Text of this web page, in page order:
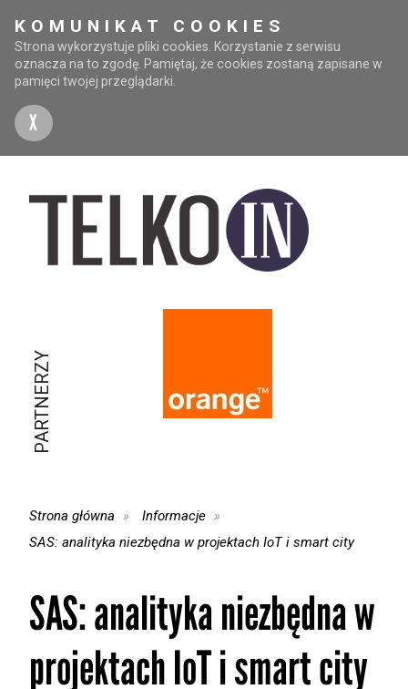
KOMUNIKAT COOKIES
Strona wykorzystuje pliki cookies. Korzystanie z serwisu
oznacza na to zgodę. Pamiętaj, że cookies zostaną zapisane w
pamięci twojej przeglądarki.
X
PARTNERZY
Strona główna
Informacje
SAS: analityka niezbędna w projektach IoT i smart city
SAS: analityka niezbędna w
projektach IoT i smart city